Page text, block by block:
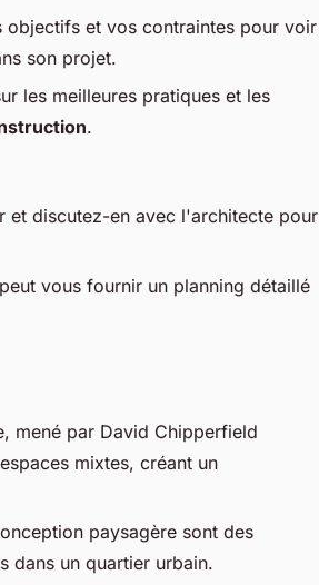
objectifs et vos contraintes pour voir
son projet.
les meilleures pratiques et les
.
et discutez-en avec l'architecte pour
vous fournir un planning détaillé
mené par David Chipperfield
mixtes, créant un
paysagère sont des
dans un quartier urbain.